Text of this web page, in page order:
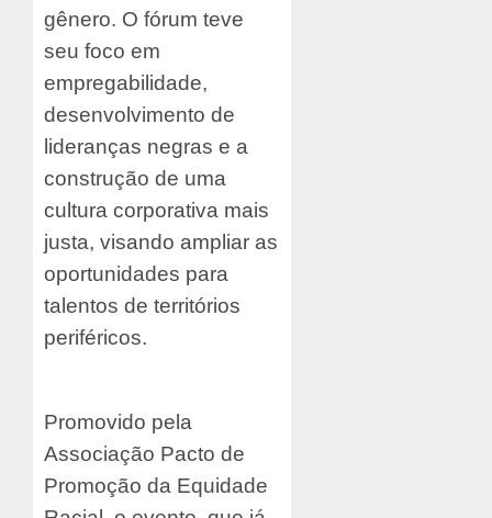
gênero. O fórum teve
seu foco em
empregabilidade,
desenvolvimento de
lideranças negras e a
construção de uma
cultura corporativa mais
justa, visando ampliar as
oportunidades para
talentos de territórios
periféricos.
Promovido pela
Associação Pacto de
Promoção da Equidade